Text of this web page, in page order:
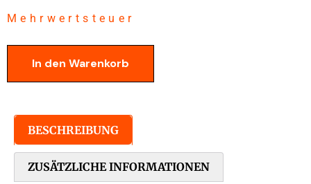
Mehrwertsteuer
In den Warenkorb
BESCHREIBUNG
ZUSÄTZLICHE INFORMATIONEN